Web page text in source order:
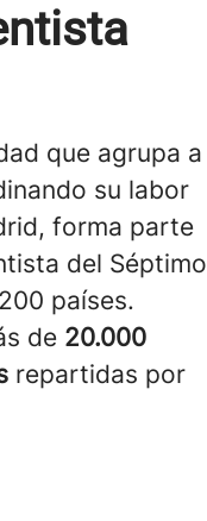
que agrupa a
su labor
forma parte
del Séptimo
países.
de 20.000
repartidas por